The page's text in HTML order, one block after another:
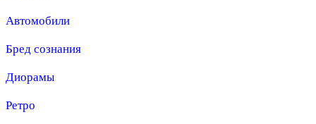
Автомобили
Бред сознания
Диорамы
Ретро